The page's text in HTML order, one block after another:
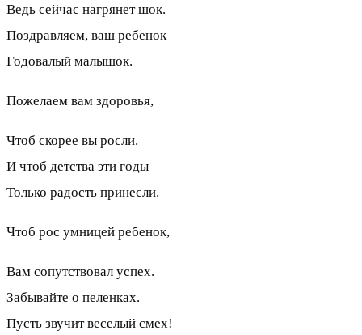
Ведь сейчас нагрянет шок.
Поздравляем, ваш ребенок —
Годовалый малышок.
Пожелаем вам здоровья,
Чтоб скорее вы росли.
И чтоб детства эти годы
Только радость принесли.
Чтоб рос умницей ребенок,
Вам сопутствовал успех.
Забывайте о пеленках.
Пусть звучит веселый смех!